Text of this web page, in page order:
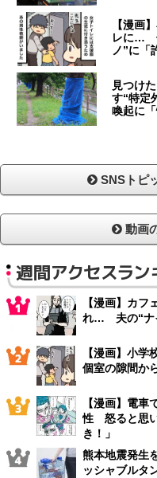
【漫画
レに…
ノ”に「
見つけ
す“特定
喚起に
SNSトピ
動画
週間アクセスラン
【漫画】カ
れ… 夫の“ナ
【漫画】小
個室の隙間か
【漫画】電車
性 怒ると思
き！」
熊本地震発生
ッシャブルタ